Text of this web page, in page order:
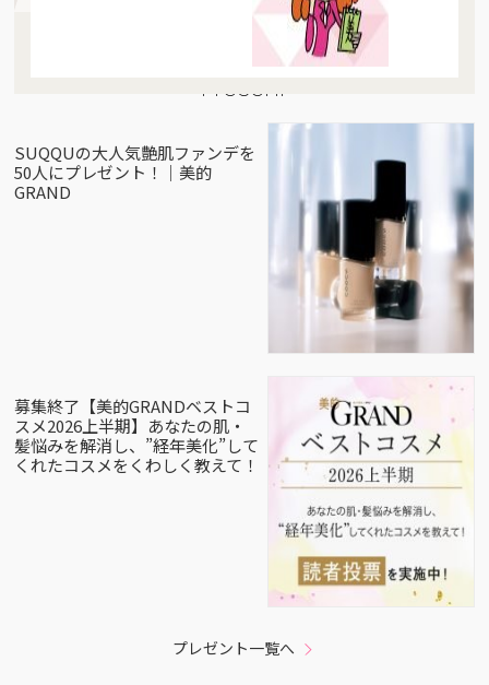
Present
SUQQUの大人気艶肌ファンデを
50人にプレゼント！｜美的
GRAND
募集終了【美的GRANDベストコ
スメ2026上半期】あなたの肌・
髪悩みを解消し、”経年美化”して
くれたコスメをくわしく教えて！
プレゼント一覧へ